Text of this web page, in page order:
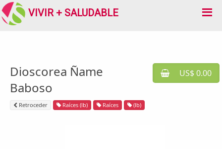
VIVIR + SALUDABLE
US$ 0.00
Dioscorea Ñame
Baboso
Retroceder Raíces (lb) Raíces (lb)